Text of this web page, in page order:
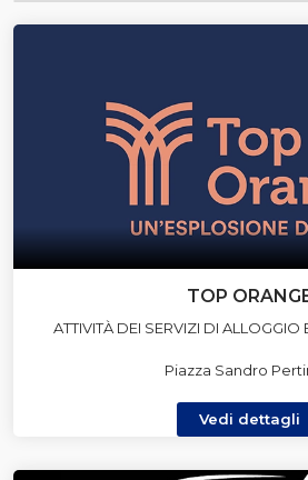
TOP
ATTIVITÀ DEI SERVIZI DI ALLOGGIO
Piazza Sandro
Vedi dettagli